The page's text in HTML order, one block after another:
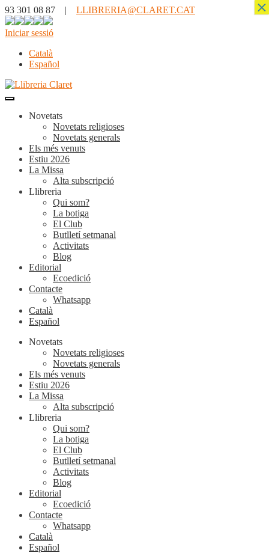
93 301 08 87 | LLIBRERIA@CLARET.CAT
Iniciar sessió
Català
Español
Novetats
Novetats religioses
Novetats generals
Els més venuts
Estiu 2026
La Missa
Alta subscripció
Llibreria
Qui som?
La botiga
El Club
Butlletí setmanal
Activitats
Blog
Editorial
Ecoedició
Contacte
Whatsapp
Català
Español
Novetats
Novetats religioses
Novetats generals
Els més venuts
Estiu 2026
La Missa
Alta subscripció
Llibreria
Qui som?
La botiga
El Club
Butlletí setmanal
Activitats
Blog
Editorial
Ecoedició
Contacte
Whatsapp
Català
Español
×